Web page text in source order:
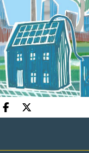
Deel opDeel op X